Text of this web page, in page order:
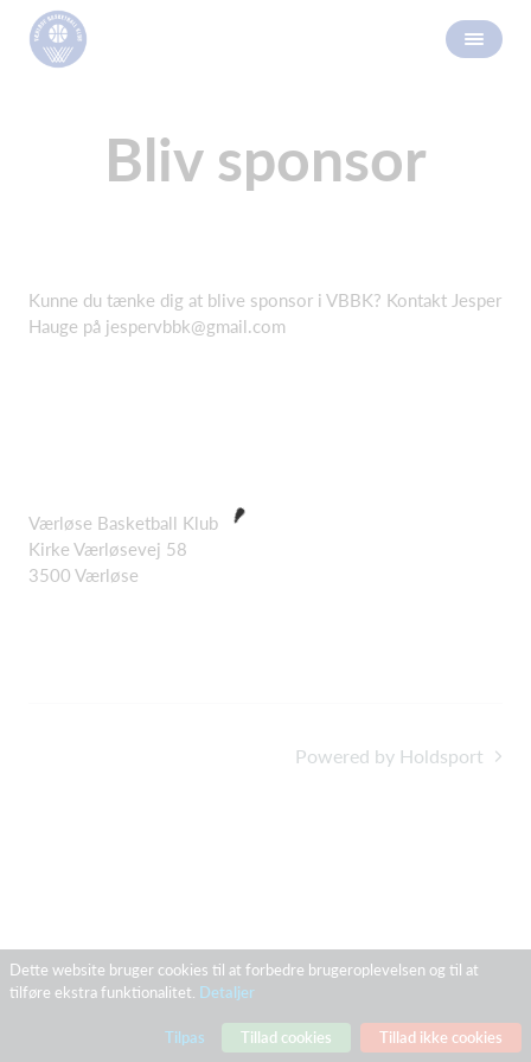
Bliv sponsor
Kunne du tænke dig at blive sponsor i VBBK? Kontakt Jesper
Hauge på jespervbbk@gmail.com
Værløse Basketball Klub
Kirke Værløsevej 58
3500 Værløse
Powered by Holdsport
Dette website bruger cookies til at forbedre brugeroplevelsen og til at
tilføre ekstra funktionalitet. Detaljer
Tillad ikke cookies
Tillad cookies
Tilpas